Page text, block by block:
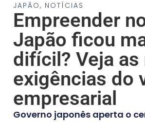
JAPÃO, NOTÍCIAS
Empreender
Japão ficou
difícil? Veja as
exigências do
empresarial
Governo japonês aperta o